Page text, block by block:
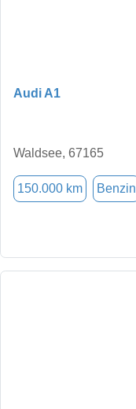
Audi A1
Waldsee, 67165
150.000 km Benzin